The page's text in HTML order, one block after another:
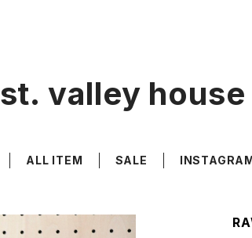
st. valley house
ALL ITEM SALE